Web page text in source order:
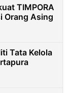
TIMPORA
Orang Asing
Tata Kelola